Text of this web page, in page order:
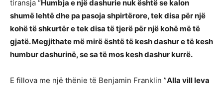
tiransja “Humbja e një dashurie nuk është se kalon
shumë lehtë dhe pa pasoja shpirtërore, tek disa për një
kohë të shkurtër e tek disa të tjerë për një kohë më të
gjatë. Megjithate më mirë është të kesh dashur e të kesh
humbur dashurinë, se sa të mos kesh dashur kurrë.
E fillova me një thënie të Benjamin Franklin ”Alla vill leva